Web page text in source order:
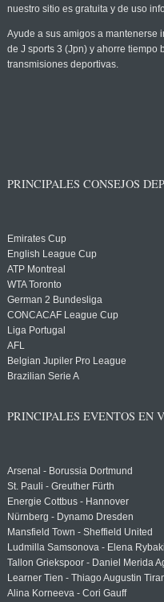
nuestro sitio es gratuita y de uso
Ayude a sus amigos a mantenerse
de J sports 3 (Jpn) y ahorre tiempo
transmisiones deportivas.
PRINCIPALES CONSEJOS
Emirates Cup
English League Cup
ATP Montreal
WTA Toronto
German 2 Bundesliga
CONCACAF League Cup
Liga Portugal
AFL
Belgian Jupiler Pro League
Brazilian Serie A
PRINCIPALES EVENTOS EN
Arsenal - Borussia Dortmund
St. Pauli - Greuther Fürth
Energie Cottbus - Hannover
Nürnberg - Dynamo Dresden
Mansfield Town - Sheffield United
Ludmilla Samsonova - Elena
Tallon Griekspoor - Daniel Merida
Learner Tien - Thiago Augustin
Alina Korneeva - Cori Gauff